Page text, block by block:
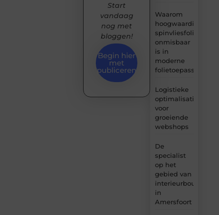
Waarom
hoogwaardige
spinvliesfolie
onmisbaar
is in
moderne
folietoepassingen
Logistieke
optimalisatie
voor
groeiende
webshops
De
specialist
op het
gebied van
interieurbouw
in
Amersfoort
Start
vandaag
nog met
bloggen!
Begin hier
met
publiceren